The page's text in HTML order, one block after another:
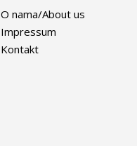
O nama/About us
Impressum
Kontakt